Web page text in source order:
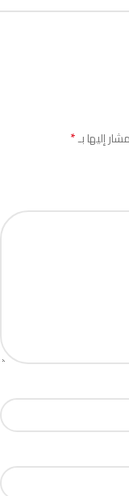
إليها بـ*